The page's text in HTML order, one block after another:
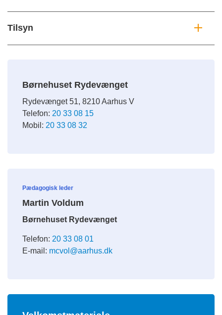
Tilsyn
Børnehuset Rydevænget
Rydevænget 51, 8210 Aarhus V
Telefon: 20 33 08 15
Mobil: 20 33 08 32
Pædagogisk leder
Martin Voldum
Børnehuset Rydevænget
Telefon: 20 33 08 01
E-mail: mcvol@aarhus.dk